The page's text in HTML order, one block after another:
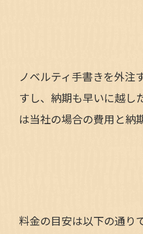
ノベルティ手書きを外注
すし、納期も早いに越し
は当社の場合の費用と納
料金の目安は以下の通り